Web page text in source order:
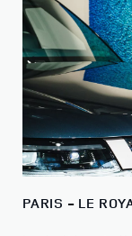
PARIS - LE